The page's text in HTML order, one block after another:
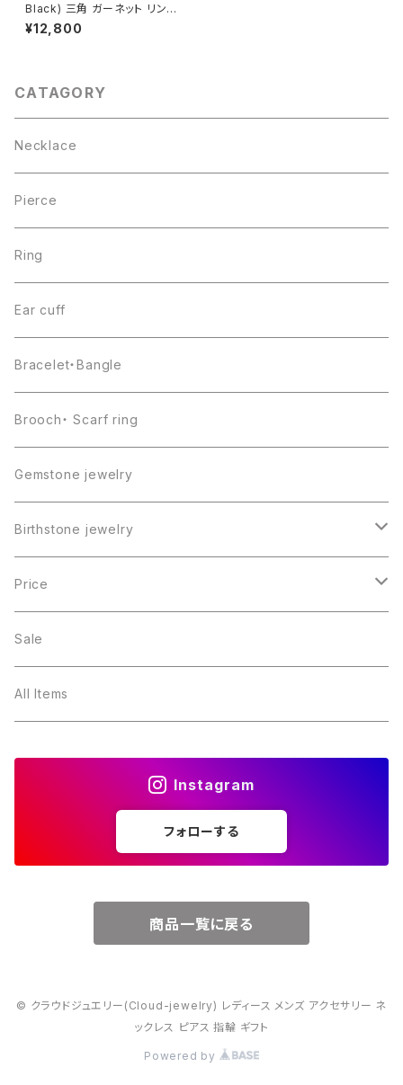
Black) 三角 ガーネット リング
シルバー925
¥12,800
CATAGORY
Necklace
Pierce
Ring
Ear cuff
Bracelet・Bangle
Brooch・ Scarf ring
Gemstone jewelry
Birthstone jewelry
１月・ガーネット
２月・アメジスト
３月・アクアマリン
Price
～5000円
～10000円
Sale
All Items
Instagram
フォローする
商品一覧に戻る
© クラウドジュエリー(Cloud-jewelry) レディース メンズ アクセサリー ネ
ックレス ピアス 指輪 ギフト
Powered by